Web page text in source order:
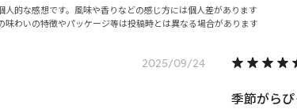
人的な感想です。風味や香りなどの感じ方には個人差があります
味わいの特徴やパッケージ等は投稿時とは異なる場合があります
2025/09/24
季節がら